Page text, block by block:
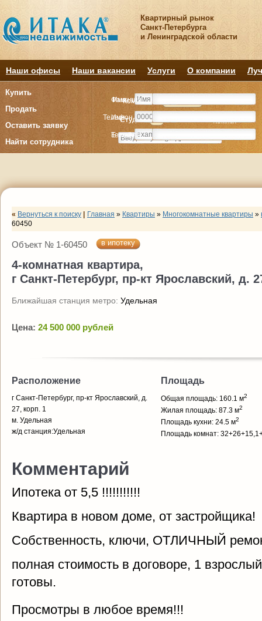
Квартирный рынок
Санкт-Петербурга
и Ленинградской области
Наши офисы Наши вакансии Услуги О компании
Купить
Продать
Оставить заявку
Найти сотрудника
Комнату
Студия Комнат
Комнату
Студия Комнат
Имя
Телефон
E-mail
Фамилия
Имя
Телефон
« Вернуться к поиску Главная » Квартиры » Многокомнатные квартиры »
60450
Объект № 1-60450 в ипотеку
4-комнатная квартира,
г Санкт-Петербург, пр-кт Ярославский, д.
Ближайшая станция метро: Удельная
Цена: 24 500 000 рублей
Расположение
г Санкт-Петербург, пр-кт Ярославский, д.
27, корп. 1
м. Удельная
ж/д станция:Удельная
Площадь
Общая площадь: 160.1 м2
Жилая площадь: 87.3 м2
Площадь кухни: 24.5 м2
Площадь комнат:
Комментарий
Ипотека от 5,5 !!!!!!!!!!!
Квартира в новом доме, от застройщика!
Собственность, ключи, ОТЛИЧНЫЙ
полная стоимость в договоре, 1
готовы.
Просмотры в любое время!!!